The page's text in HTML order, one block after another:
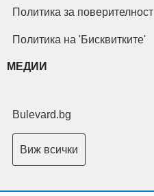
Политика за поверителност
Политика на 'Бисквитките'
МЕДИИ
Bulevard.bg
Виж всички